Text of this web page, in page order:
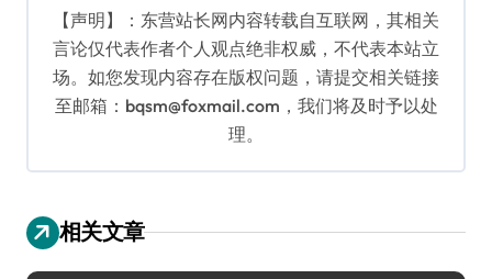
【声明】：东营站长网内容转载自互联网，其相关
言论仅代表作者个人观点绝非权威，不代表本站立
场。如您发现内容存在版权问题，请提交相关链接
至邮箱：bqsm@foxmail.com，我们将及时予以处
理。
相关文章